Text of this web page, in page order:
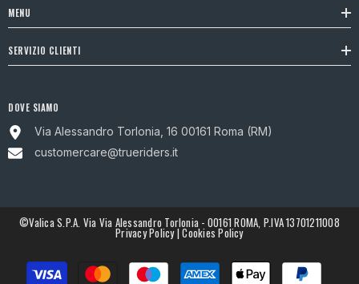
MENU
SERVIZIO CLIENTI
DOVE SIAMO
Via Alessandro Torlonia, 16 00161 Roma (RM)
customercare@trueriders.it
©Valica S.p.A. Via Via Alessandro Torlonia - 00161 ROMA, P.IVA 13701211008
Privacy Policy|Cookies Policy
Metodi
di